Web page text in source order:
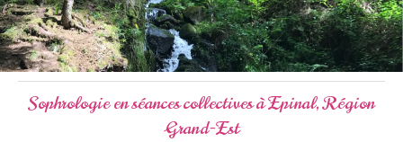
Sophrologie en séances collectives à Epinal, Région
Grand-Est